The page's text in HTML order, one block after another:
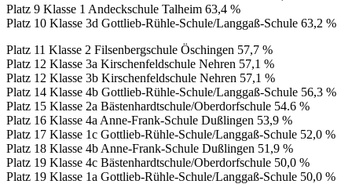
Platz 9 Klasse 1 Andeckschule Talheim 63,4 %
Platz 10 Klasse 3d Gottlieb-Rühle-Schule/Langgaß-Schule 63,2 %
Platz 11 Klasse 2 Filsenbergschule Öschingen 57,7 %
Platz 12 Klasse 3a Kirschenfeldschule Nehren 57,1 %
Platz 12 Klasse 3b Kirschenfeldschule Nehren 57,1 %
Platz 14 Klasse 4b Gottlieb-Rühle-Schule/Langgaß-Schule 56,3 %
Platz 15 Klasse 2a Bästenhardtschule/Oberdorfschule 54.6 %
Platz 16 Klasse 4a Anne-Frank-Schule Dußlingen 53,9 %
Platz 17 Klasse 1c Gottlieb-Rühle-Schule/Langgaß-Schule 52,0 %
Platz 18 Klasse 4b Anne-Frank-Schule Dußlingen 51,9 %
Platz 19 Klasse 4c Bästenhardtschule/Oberdorfschule 50,0 %
Platz 19 Klasse 1a Gottlieb-Rühle-Schule/Langgaß-Schule 50,0 %